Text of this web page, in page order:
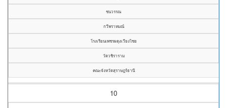
ชนวรรณ
กวีพราหมณ์
โรงเรียนเพชรผดุงเวียงไชย
วัดวชิราราม
คณะจังหวัดสุราษฎร์ธานี
10